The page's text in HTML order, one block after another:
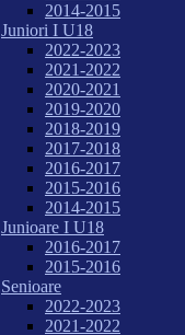
2014-2015
Juniori I U18
2022-2023
2021-2022
2020-2021
2019-2020
2018-2019
2017-2018
2016-2017
2015-2016
2014-2015
Junioare I U18
2016-2017
2015-2016
Senioare
2022-2023
2021-2022